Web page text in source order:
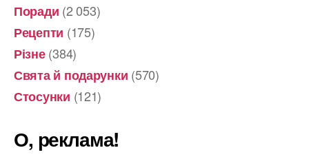
Поради (2 053)
Рецепти (175)
Різне(384)
Свята й подарунки (570)
Стосунки (121)
О, реклама!